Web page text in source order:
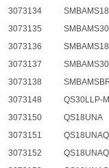
3073134
3073135
3073136
3073137
3073138
3073148
QS30LLP-
3073150
QS18UNA
3073151
3073152